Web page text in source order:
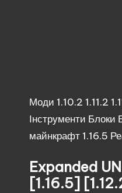
Опубліковано
у
Моди 1.10.2 1.11.2
Інструменти Блоки
майнкрафт 1.16.5
Expanded
[1.16.5]